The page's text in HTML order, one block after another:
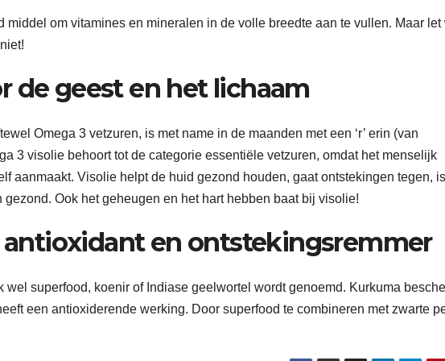
middel om vitamines en mineralen in de volle breedte aan te vullen. Maar let
de geest en het lichaam
Omega 3 vetzuren, is met name in de maanden met een ‘r’ erin (van
3 visolie behoort tot de categorie essentiële vetzuren, omdat het menselijk
aanmaakt. Visolie helpt de huid gezond houden, gaat ontstekingen tegen, is
Ook het geheugen en het hart hebben baat bij visolie!
antioxidant en ontstekingsremmer
wel superfood, koenir of Indiase geelwortel wordt genoemd. Kurkuma
een antioxiderende werking. Door superfood te combineren met zwarte